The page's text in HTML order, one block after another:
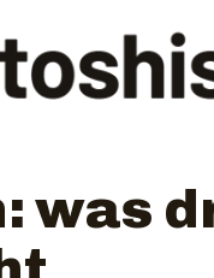
was